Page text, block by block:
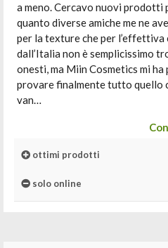
a meno. Cercavo nuovi prodotti
quanto diverse amiche me ne
per la texture che per
dall’Italia non è semplicissimo
onesti, ma Miin Cosmetics mi
provare finalmente tutto quello
van…
ottimi prodotti
solo online